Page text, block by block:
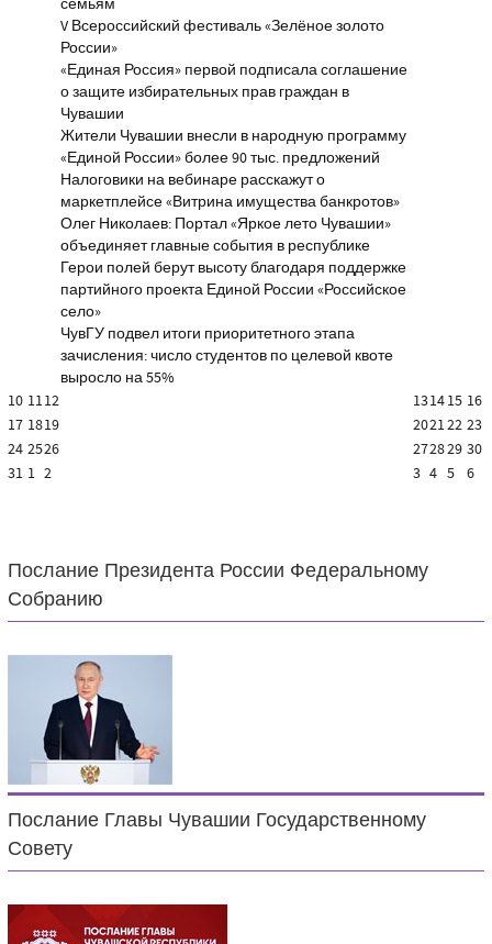
семьям
V Всероссийский фестиваль «Зелёное золото
России»
«Единая Россия» первой подписала соглашение
о защите избирательных прав граждан в
Чувашии
Жители Чувашии внесли в народную программу
«Единой России» более 90 тыс. предложений
Налоговики на вебинаре расскажут о
маркетплейсе «Витрина имущества банкротов»
Олег Николаев: Портал «Яркое лето Чувашии»
объединяет главные события в республике
Герои полей берут высоту благодаря поддержке
партийного проекта Единой России «Российское
село»
ЧувГУ подвел итоги приоритетного этапа
зачисления: число студентов по целевой квоте
выросло на 55%
10 1112 131415 16
17 1819 202122 23
24 2526 272829 30
31 1 2 3 4 5 6
Послание Президента России Федеральному
Собранию
Послание Главы Чувашии Государственному
Совету